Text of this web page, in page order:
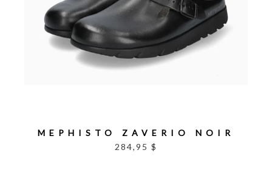
MEPHISTO ZAVERIO NOIR
284,95 $